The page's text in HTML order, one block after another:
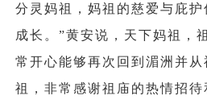
分灵妈祖，妈祖的慈爱与庇护
成长。”黄安说，天下妈祖，
常开心能够再次回到湄洲并从
祖，非常感谢祖庙的热情招待